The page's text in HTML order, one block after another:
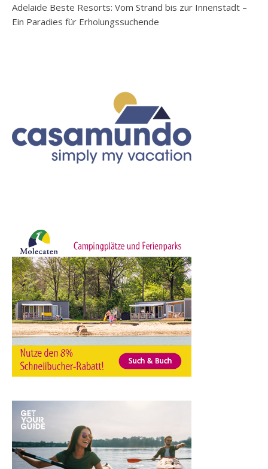
Adelaide Beste Resorts: Vom Strand bis zur Innenstadt –
Ein Paradies für Erholungssuchende